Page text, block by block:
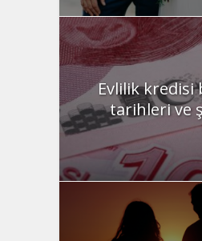
Evlilik kredisi
tarihleri ve